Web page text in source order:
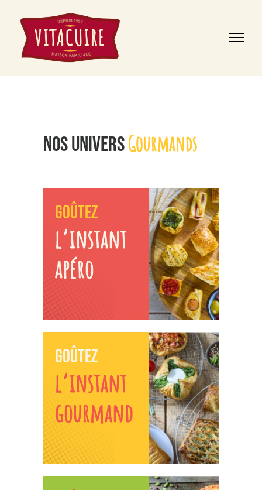
NOS UNIVERSGourmands
GOÛTEZ
l’instant
apéro
GOÛTEZ
l’instant
gourmand